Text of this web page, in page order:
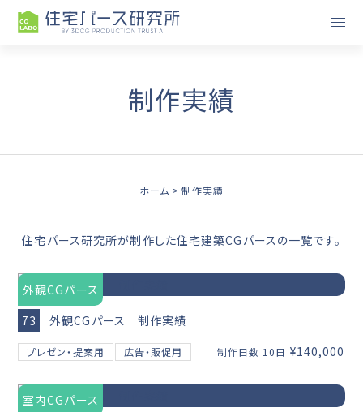
制作実績
ホーム 制作実績
住宅パース研究所が制作した住宅建築CGパースの一覧です。
外観CGパース
73
外観CGパース 制作実績
プレゼン・提案用 広告・販促用 制作日数 10日 ¥140,000
室内CGパース